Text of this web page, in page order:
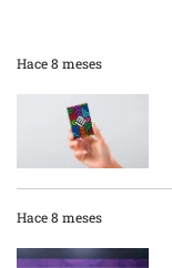
Hace 8 meses
Hace 8 meses